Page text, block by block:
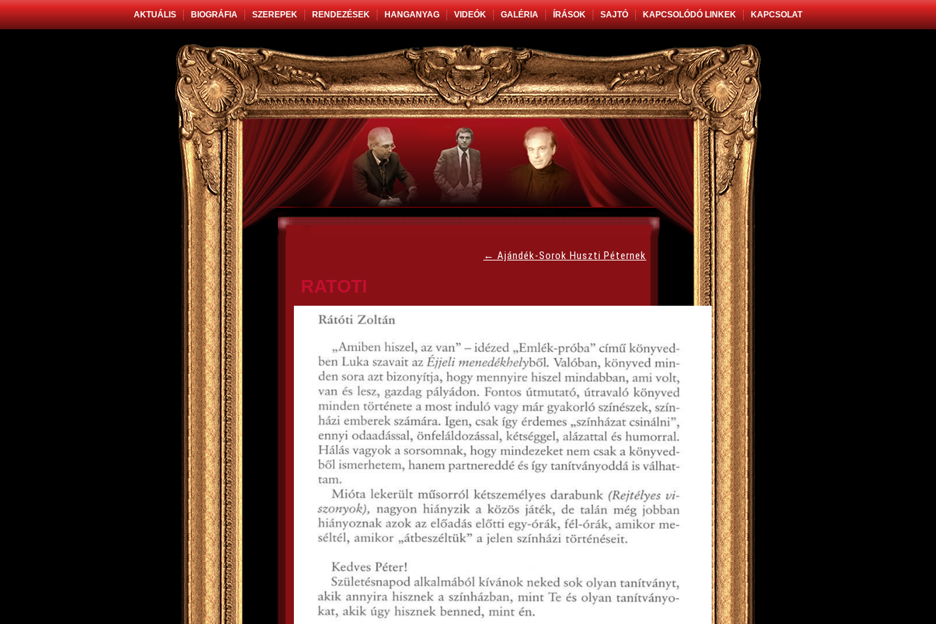
AKTUÁLIS BIOGRÁFIA SZEREPEK RENDEZÉSEK HANGANYAG VIDEÓK GALÉRIA ÍRÁSOK SAJTÓ KAPCSOLÓDÓ LINKEK KAPCSOLAT
← Ajándék-Sorok Huszti Péternek
RATOTI